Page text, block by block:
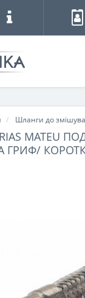
Шланги до
MATEU
ГРИФ/